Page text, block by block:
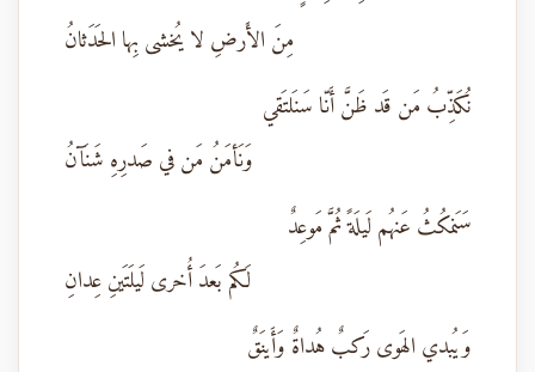
مِنَ الأَرضِ لا يُخشى بِها الحَدَثانُ
نُكَذِّبُ مَن قَد ظَنَّ أَنّا سَنَلتَقي
وَنَأمَنُ مَن في صَدرِهِ شَنَآنُ
سَنَمكُثُ عَنهُم لَيلَةً ثُمَّ مَوعِدٌ
لَكُم بَعدَ أُخرى لَيلَتَينِ عِدانِ
وَيُبدي الهَوى رَكبٌ هُداةٌ وَأَينَقٌ